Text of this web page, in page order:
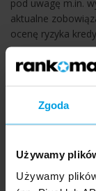
Zgoda
Używamy
Używamy
pod uwagę m.in.
aktualne
ocenę ryzyka
lub aplikacji